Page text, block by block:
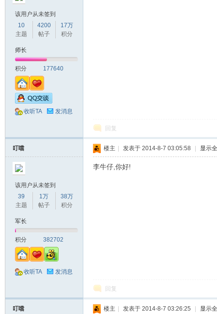
该用户从未签到
10
主题
4200
帖子
17万
积分
师长
积分 177640
收听TA 发消息
回复
叮噹
该用户从未签到
39
主题
1万
帖子
38万
积分
军长
积分 382702
收听TA 发消息
楼主 发表于 2014-8-7 03:05:58 显示
李牛仔,你好!
回复
叮噹 楼主 发表于 2014-8-7 03:26:25 显示